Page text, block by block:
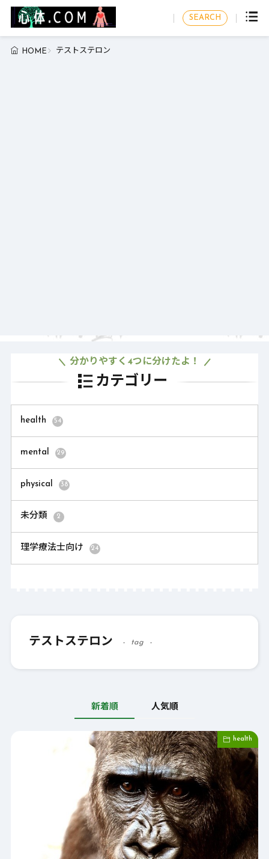
SEARCH
HOME テストステロン
カテゴリー
分かりやすく4つに分けたよ！
health 54
mental 29
physical 38
未分類 2
理学療法士向け 24
テストステロン tag
新着順 人気順
health